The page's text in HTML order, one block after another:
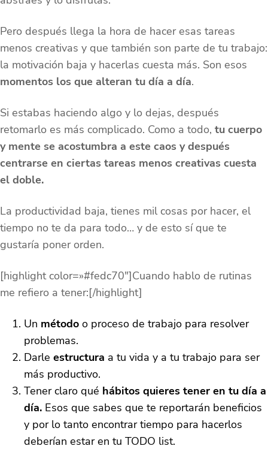
Pero después llega la hora de hacer esas tareas
menos creativas y que también son parte de tu trabajo:
la motivación baja y hacerlas cuesta más. Son esos
momentos los que alteran tu día a día.
Si estabas haciendo algo y lo dejas, después
retomarlo es más complicado. Como a todo, tu cuerpo
y mente se acostumbra a este caos y después
centrarse en ciertas tareas menos creativas cuesta
el doble.
La productividad baja, tienes mil cosas por hacer, el
tiempo no te da para todo… y de esto sí que te
gustaría poner orden.
[highlight color=»#fedc70″]Cuando hablo de rutinas
me refiero a tener:[/highlight]
Un método o proceso de trabajo para resolver
problemas.
Darle estructura a tu vida y a tu trabajo para ser
más productivo.
Tener claro qué hábitos quieres tener en tu día a
día. Esos que sabes que te reportarán beneficios
y por lo tanto encontrar tiempo para hacerlos
deberían estar en tu TODO list.